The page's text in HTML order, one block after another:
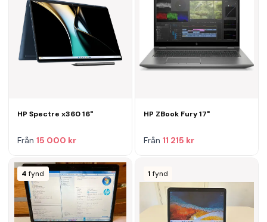
HP Spectre x360 16"
Från 15 000 kr
HP ZBook Fury 17"
Från 11 215 kr
4 fynd 1 fynd